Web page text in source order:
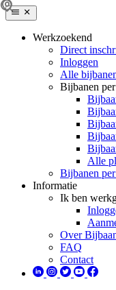
Werkzoekend
Direct
Inloggen
Alle
Bijbanen
Alle
Bijbanen
Informatie
Ik ben
Over
FAQ
Contact